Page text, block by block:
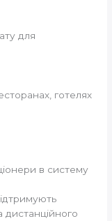
для
готелях
в систему
дистанційного